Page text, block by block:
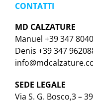
CONTATTI
MD CALZATURE
Manuel +39 347
Denis +39 347
SEDE LEGALE
Via S. G. Bosco,3 –